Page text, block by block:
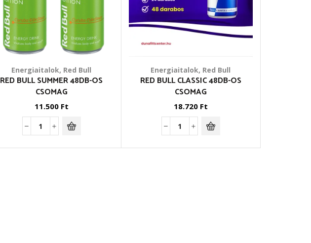
Energiaitalok, Red Bull
RED BULL SUMMER 48DB-OS
CSOMAG
11.500 Ft
Red
Summer
Energiaitalok, Red Bull
RED BULL CLASSIC 48DB-OS
CSOMAG
18.720 Ft
Red
Classic